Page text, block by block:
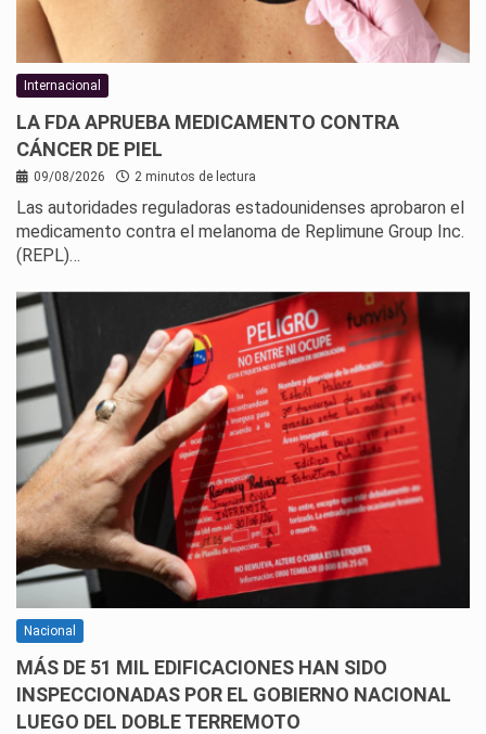
Internacional
LA FDA APRUEBA MEDICAMENTO CONTRA
CÁNCER DE PIEL
09/08/2026 2 minutos de lectura
Las autoridades reguladoras estadounidenses aprobaron el
medicamento contra el melanoma de Replimune Group Inc.
(REPL)…
Nacional
MÁS DE 51 MIL EDIFICACIONES HAN SIDO
INSPECCIONADAS POR EL GOBIERNO NACIONAL
LUEGO DEL DOBLE TERREMOTO